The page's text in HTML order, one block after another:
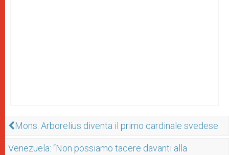
Mons. Arborelius diventa il primo cardinale svedese
Venezuela: “Non possiamo tacere davanti alla